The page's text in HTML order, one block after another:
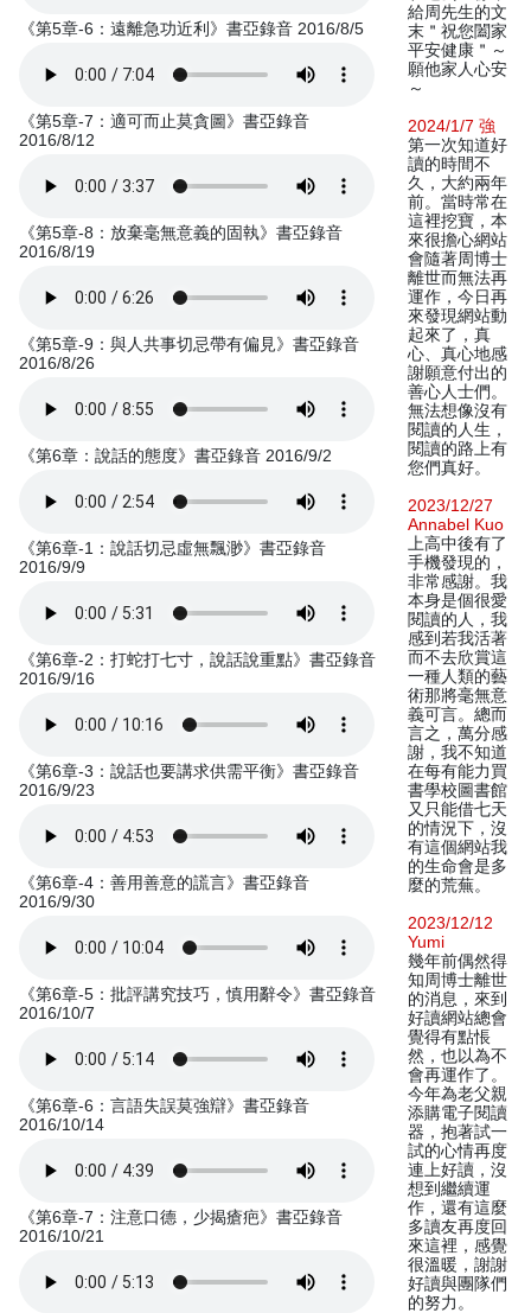
《第5章-6：遠離急功近利》書亞錄音 2016/8/5
《第5章-7：適可而止莫貪圖》書亞錄音
2016/8/12
《第5章-8：放棄毫無意義的固執》書亞錄音
2016/8/19
《第5章-9：與人共事切忌帶有偏見》書亞錄音
2016/8/26
《第6章：說話的態度》書亞錄音 2016/9/2
《第6章-1：說話切忌虛無飄渺》書亞錄音
2016/9/9
《第6章-2：打蛇打七寸，說話說重點》書亞錄音
2016/9/16
《第6章-3：說話也要講求供需平衡》書亞錄音
2016/9/23
《第6章-4：善用善意的謊言》書亞錄音
2016/9/30
《第6章-5：批評講究技巧，慎用辭令》書亞錄音
2016/10/7
《第6章-6：言語失誤莫強辯》書亞錄音
2016/10/14
《第6章-7：注意口德，少揭瘡疤》書亞錄音
2016/10/21
給周先生的文
末＂祝您闔家
平安健康＂～
願他家人心安
～
2024/1/7 強
第一次知道好
讀的時間不
久，大約兩年
前。當時常在
這裡挖寶，本
來很擔心網站
會隨著周博士
離世而無法再
運作，今日再
來發現網站動
起來了，真
心、真心地感
謝願意付出的
善心人士們。
無法想像沒有
閱讀的人生，
閱讀的路上有
您們真好。
2023/12/27
Annabel Kuo
上高中後有了
手機發現的，
非常感謝。我
本身是個很愛
閱讀的人，我
感到若我活著
而不去欣賞這
一種人類的藝
術那將毫無意
義可言。總而
言之，萬分感
謝，我不知道
在每有能力買
書學校圖書館
又只能借七天
的情況下，沒
有這個網站我
的生命會是多
麼的荒蕪。
2023/12/12
Yumi
幾年前偶然得
知周博士離世
的消息，來到
好讀網站總會
覺得有點悵
然，也以為不
會再運作了。
今年為老父親
添購電子閱讀
器，抱著試一
試的心情再度
連上好讀，沒
想到繼續運
作，還有這麼
多讀友再度回
來這裡，感覺
很溫暖，謝謝
好讀與團隊們
的努力。